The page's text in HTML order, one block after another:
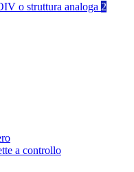
o struttura analoga 2
a controllo